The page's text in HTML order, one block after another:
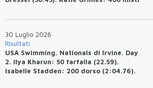
Bottazzo terza nei 50 rana (30.51)
30 Luglio 2026
Risultati
USA Swimming. Nationals di Irvine. Day
2. Ilya Kharun: 50 farfalla (22.59).
Isabelle Stadden: 200 dorso (2:04.76).